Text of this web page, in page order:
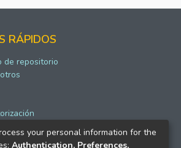
RÁPIDOS
de repositorio
your personal information for the
Authentication, Preferences,